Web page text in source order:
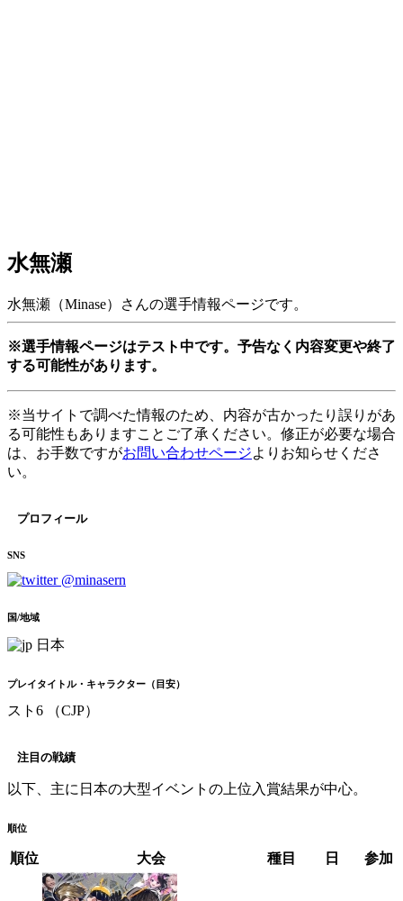
水無瀬
水無瀬（Minase）さんの選手情報ページです。
※選手情報ページはテスト中です。予告なく内容変更や終了
する可能性があります。
※当サイトで調べた情報のため、内容が古かったり誤りがあ
る可能性もありますことご了承ください。修正が必要な場合
は、お手数ですがお問い合わせページよりお知らせくださ
い。
プロフィール
SNS
@minasern
国/地域
日本
プレイタイトル・キャラクター（目安）
スト6 （CJP）
注目の戦績
以下、主に日本の大型イベントの上位入賞結果が中心。
順位
順位 大会 種目 日 参加